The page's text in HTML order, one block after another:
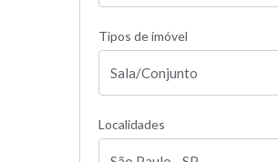
Tipos de imóvel
Localidades